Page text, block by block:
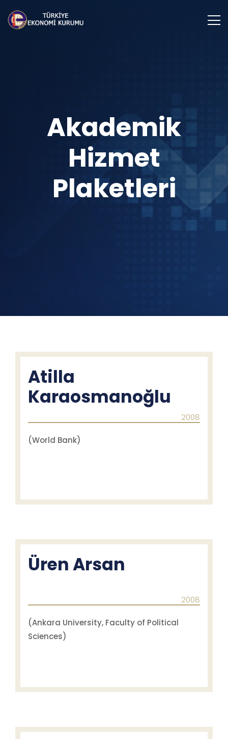
Akademik
Hizmet
Plaketleri
Atilla
Karaosmanoğlu
2008
(World Bank)
Üren Arsan
2008
(Ankara University, Faculty of Political
Sciences)